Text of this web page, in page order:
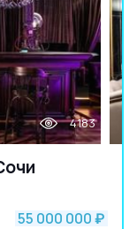
4183
55 000 000 ₽